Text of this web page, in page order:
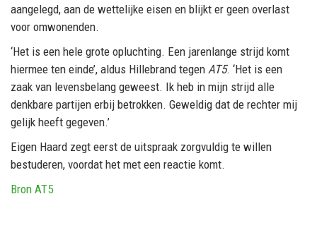
aangelegd, aan de wettelijke eisen en blijkt er geen overlast
voor omwonenden.
‘Het is een hele grote opluchting. Een jarenlange strijd komt
hiermee ten einde’, aldus Hillebrand tegen AT5. ‘Het is een
zaak van levensbelang geweest. Ik heb in mijn strijd alle
denkbare partijen erbij betrokken. Geweldig dat de rechter mij
gelijk heeft gegeven.’
Eigen Haard zegt eerst de uitspraak zorgvuldig te willen
bestuderen, voordat het met een reactie komt.
Bron AT5